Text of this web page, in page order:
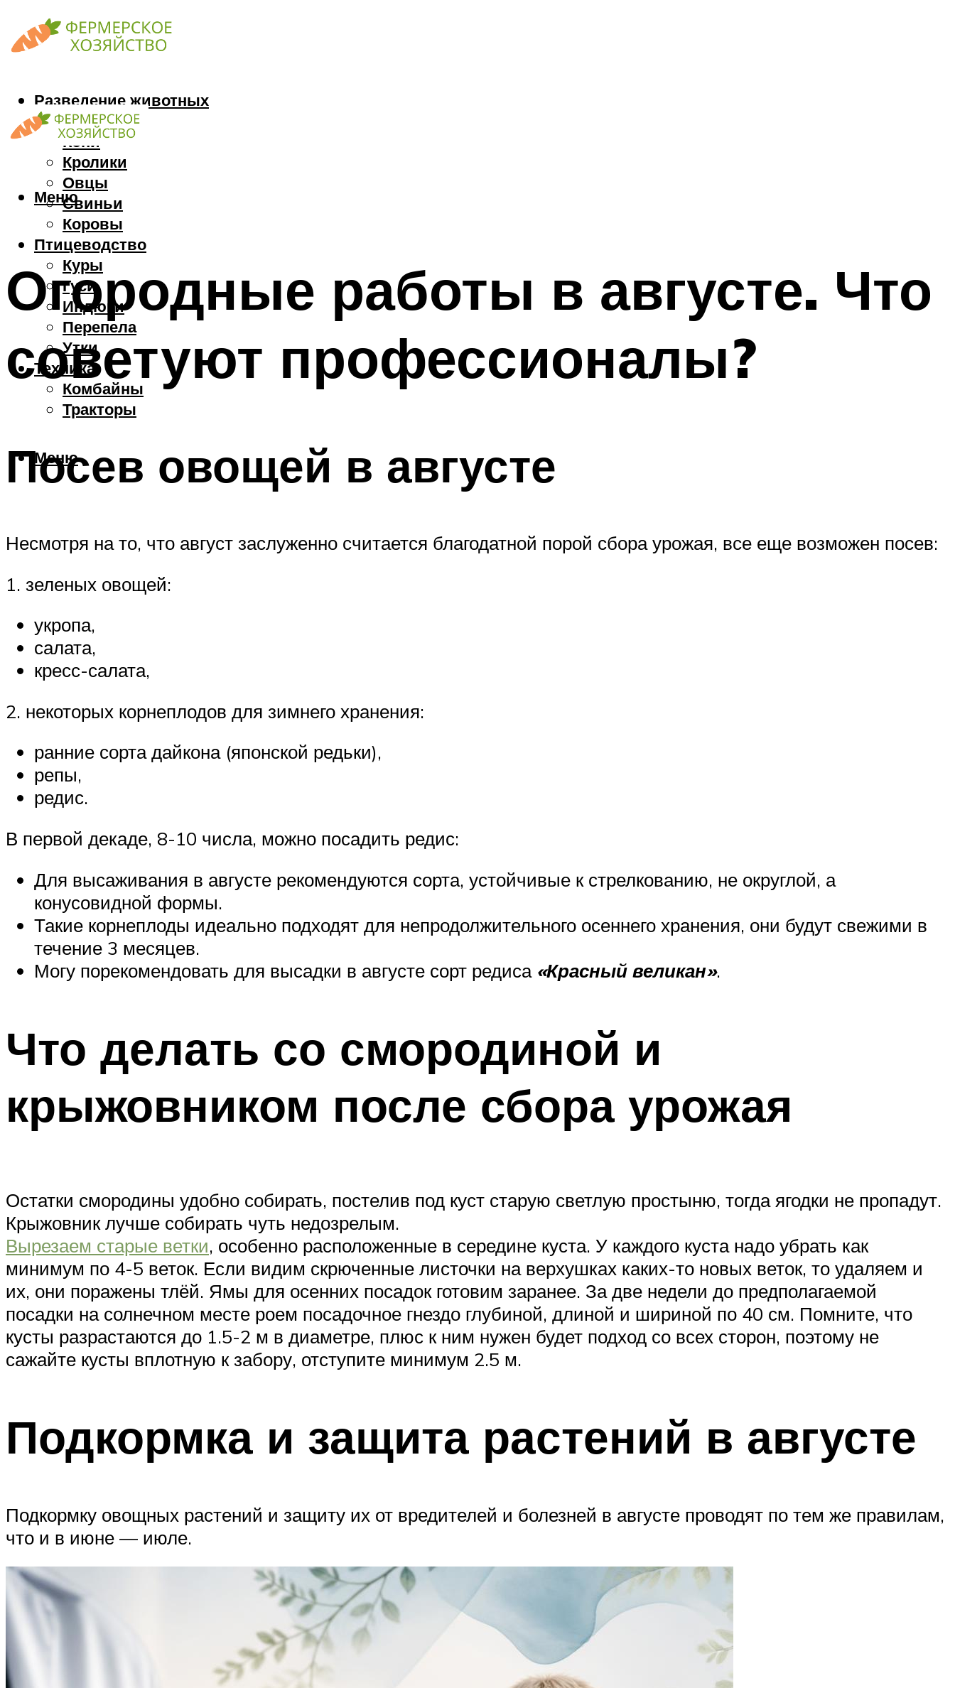
Разведение животных
Козы
Кони
Кролики
Овцы
Свиньи
Коровы
Птицеводство
Куры
Гуси
Индюки
Перепела
Утки
Техника
Комбайны
Тракторы
Меню
Меню
Огородные работы в августе. Что
советуют профессионалы?
Посев овощей в августе
Несмотря на то, что август заслуженно считается благодатной порой сбора урожая, все еще возможен посев:
1. зеленых овощей:
укропа,
салата,
кресс-салата,
2. некоторых корнеплодов для зимнего хранения:
ранние сорта дайкона (японской редьки),
репы,
редис.
В первой декаде, 8-10 числа, можно посадить редис:
Для высаживания в августе рекомендуются сорта, устойчивые к стрелкованию, не округлой, а
конусовидной формы.
Такие корнеплоды идеально подходят для непродолжительного осеннего хранения, они будут свежими в
течение 3 месяцев.
Могу порекомендовать для высадки в августе сорт редиса «Красный великан».
Что делать со смородиной и
крыжовником после сбора урожая
Остатки смородины удобно собирать, постелив под куст старую светлую простыню, тогда ягодки не пропадут.
Крыжовник лучше собирать чуть недозрелым.
Вырезаем старые ветки, особенно расположенные в середине куста. У каждого куста надо убрать как
минимум по 4-5 веток. Если видим скрюченные листочки на верхушках каких-то новых веток, то удаляем и
их, они поражены тлёй. Ямы для осенних посадок готовим заранее. За две недели до предполагаемой
посадки на солнечном месте роем посадочное гнездо глубиной, длиной и шириной по 40 см. Помните, что
кусты разрастаются до 1.5-2 м в диаметре, плюс к ним нужен будет подход со всех сторон, поэтому не
сажайте кусты вплотную к забору, отступите минимум 2.5 м.
Подкормка и защита растений в августе
Подкормку овощных растений и защиту их от вредителей и болезней в августе проводят по тем же правилам,
что и в июне — июле.